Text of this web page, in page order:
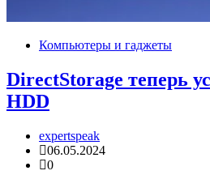
Компьютеры и гаджеты
DirectStorage теперь
HDD
expertspeak
06.05.2024
0